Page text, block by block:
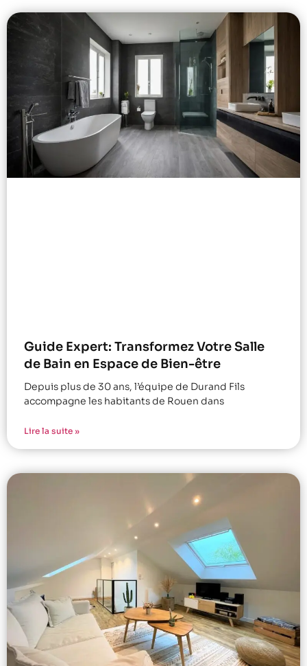
Guide Expert: Transformez Votre Salle
de Bain en Espace de Bien-être
Depuis plus de 30 ans, l’équipe de Durand Fils
accompagne les habitants de Rouen dans
Lire la suite »